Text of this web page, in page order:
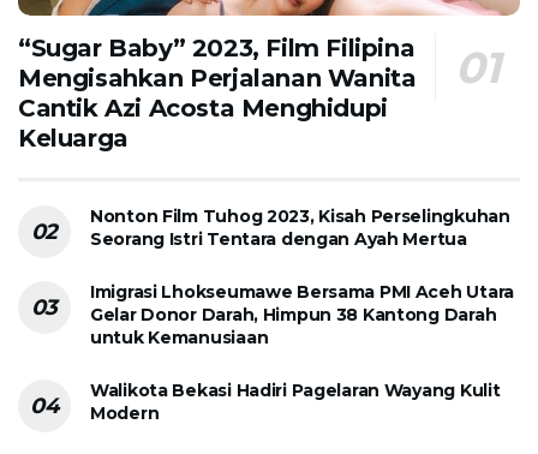
“Sugar Baby” 2023, Film Filipina
Mengisahkan Perjalanan Wanita
Cantik Azi Acosta Menghidupi
Keluarga
Nonton Film Tuhog 2023, Kisah Perselingkuhan
Seorang Istri Tentara dengan Ayah Mertua
Imigrasi Lhokseumawe Bersama PMI Aceh Utara
Gelar Donor Darah, Himpun 38 Kantong Darah
untuk Kemanusiaan
Walikota Bekasi Hadiri Pagelaran Wayang Kulit
Modern